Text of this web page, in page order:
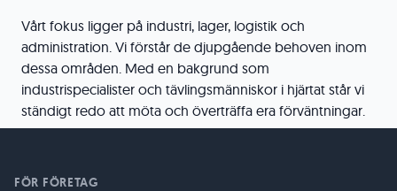
Vårt fokus ligger på industri, lager, logistik och
administration. Vi förstår de djupgående behoven inom
dessa områden. Med en bakgrund som
industrispecialister och tävlingsmänniskor i hjärtat står vi
ständigt redo att möta och överträffa era förväntningar.
FÖR FÖRETAG